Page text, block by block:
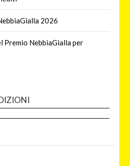
2026
Premio NebbiaGialla per